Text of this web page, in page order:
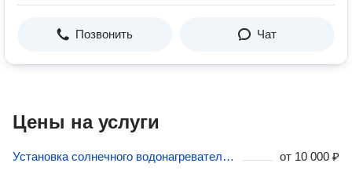
Позвонить Чат
Цены на услуги
Установка солнечного водонагревателя во Владивостоке от 10 000 ₽